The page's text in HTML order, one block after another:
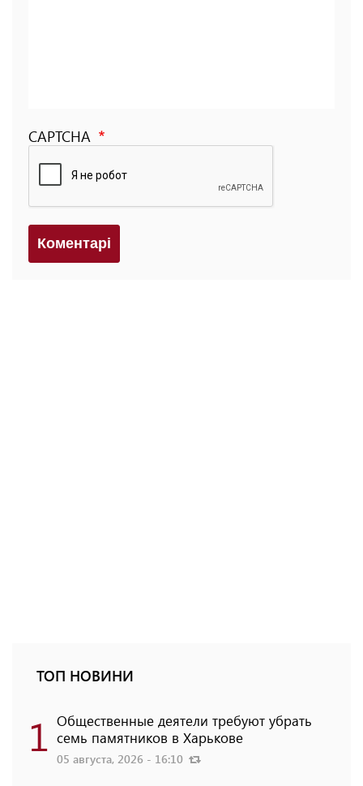
CAPTCHA
Коментарi
ТОП НОВИНИ
1 Общественные деятели требуют убрать
семь памятников в Харькове
05 августа, 2026 - 16:10